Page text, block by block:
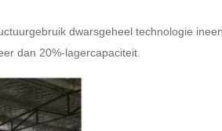
dwarsgeheel technologie
dan 20%-lagercapaciteit.